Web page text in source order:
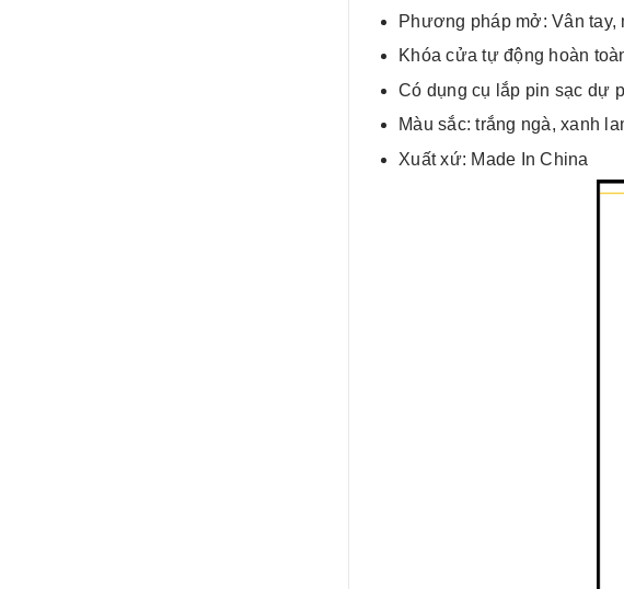
Phương pháp mở: Vân tay,
Khóa cửa tự động hoàn
Có dụng cụ lắp pin sạc dự
Màu sắc: trắng ngà, xanh
Xuất xứ: Made In China